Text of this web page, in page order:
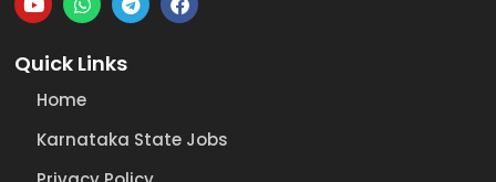
Quick Links
Home
Karnataka State Jobs